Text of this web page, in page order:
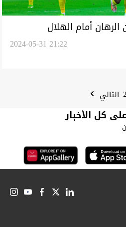
أمام الهلال
2024-05-31 21:22
2 التالي
كل الأخبار